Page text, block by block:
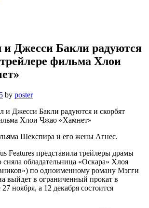
Джесси Бакли радуются
фильма Хлои
by poster
Шекспира и его жены Агнес.
Features представила трейлеры драмы
обладательница «Оскара» Хлоя
по одноименному роману Мэгги
выйдет в ограниченный прокат в
ноября, а 12 декабря состоится